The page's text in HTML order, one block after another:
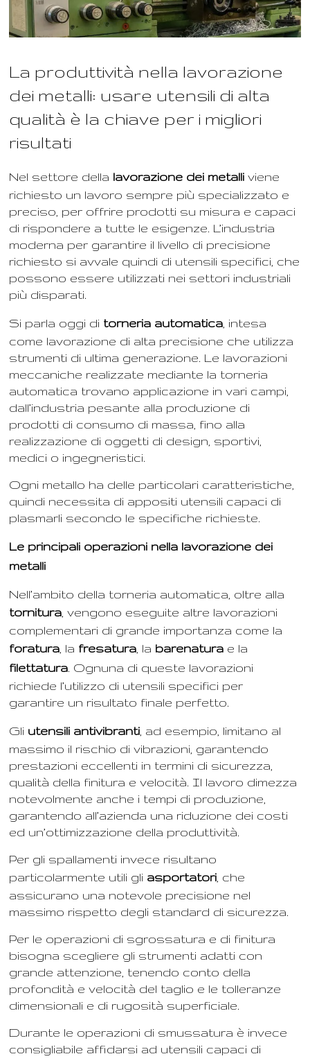
La produttività nella lavorazione
dei metalli: usare utensili di alta
qualità è la chiave per i migliori
risultati
Nel settore della lavorazione dei metalli viene
richiesto un lavoro sempre più specializzato e
preciso, per offrire prodotti su misura e capaci
di rispondere a tutte le esigenze. L’industria
moderna per garantire il livello di precisione
richiesto si avvale quindi di utensili specifici, che
possono essere utilizzati nei settori industriali
più disparati.
Si parla oggi di torneria automatica , intesa
come lavorazione di alta precisione che utilizza
strumenti di ultima generazione. Le lavorazioni
meccaniche realizzate mediante la torneria
automatica trovano applicazione in vari campi,
dall’industria pesante alla produzione di
prodotti di consumo di massa, fino alla
realizzazione di oggetti di design, sportivi,
medici o ingegneristici.
Ogni metallo ha delle particolari caratteristiche,
quindi necessita di appositi utensili capaci di
plasmarli secondo le specifiche richieste.
Le principali operazioni nella lavorazione dei
metalli
Nell’ambito della torneria automatica, oltre alla
tornitura , vengono eseguite altre lavorazioni
complementari di grande importanza come la
foratura , la fresatura , la barenatura e la
filettatura. Ognuna di queste lavorazioni
richiede l’utilizzo di utensili specifici per
garantire un risultato finale perfetto.
Gli utensili antivibranti , ad esempio, limitano al
massimo il rischio di vibrazioni, garantendo
prestazioni eccellenti in termini di sicurezza,
qualità della finitura e velocità. Il lavoro dimezza
notevolmente anche i tempi di produzione,
garantendo all’azienda una riduzione dei costi
ed un’ottimizzazione della produttività.
Per gli spallamenti invece risultano
particolarmente utili gli asportatori , che
assicurano una notevole precisione nel
massimo rispetto degli standard di sicurezza.
Per le operazioni di sgrossatura e di finitura
bisogna scegliere gli strumenti adatti con
grande attenzione, tenendo conto della
profondità e velocità del taglio e le tolleranze
dimensionali e di rugosità superficiale.
Durante le operazioni di smussatura è invece
consigliabile affidarsi ad utensili capaci di